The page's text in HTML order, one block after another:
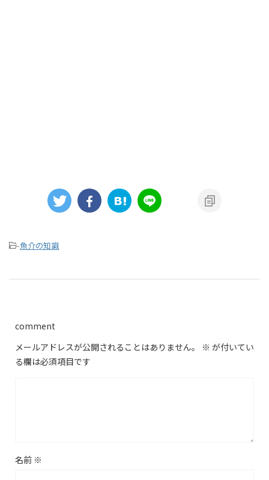
-魚介の知識
comment
メールアドレスが公開されることはありません。
※ が付いてい
る欄は必須項目です
名前 ※